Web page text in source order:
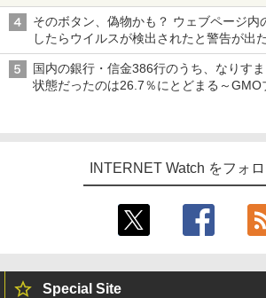
も、持ち替えずに書き込める
そのボタン、偽物かも？ ウェブページ内
したらウイルスが検出されたと警告が出
ですよ！】
国内の銀行・信金386行のうち、なりす
状態だったのは26.7％にとどまる～GMO
INTERNET Watch をフォ
Special Site